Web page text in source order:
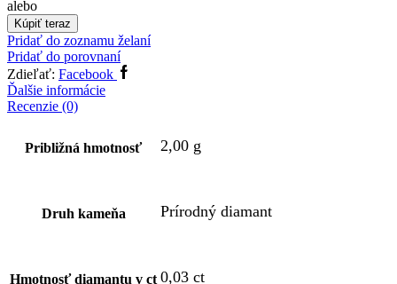
alebo
Kúpiť teraz
Pridať do zoznamu želaní
Pridať do porovnaní
Zdieľať: Facebook
Ďalšie informácie
Recenzie (0)
Približná hmotnosť 2,00 g
Druh kameňa Prírodný diamant
Hmotnosť diamantu v ct 0,03 ct